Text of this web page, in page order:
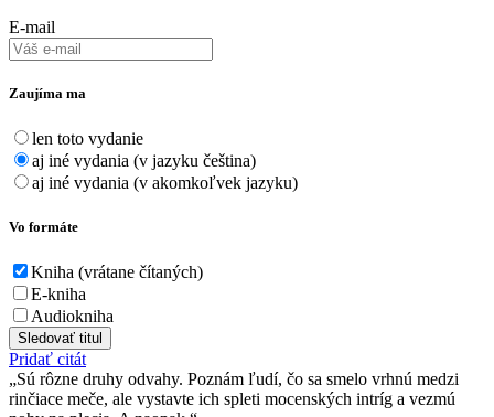
E-mail
Zaujíma ma
len toto vydanie
aj iné vydania (v jazyku čeština)
aj iné vydania (v akomkoľvek jazyku)
Vo formáte
Kniha (vrátane čítaných)
E-kniha
Audiokniha
Sledovať titul
Pridať citát
Sú rôzne druhy odvahy. Poznám ľudí, čo sa smelo vrhnú medzi
rinčiace meče, ale vystavte ich spleti mocenských intríg a vezmú